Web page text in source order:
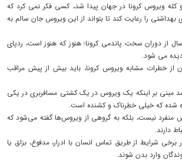
کله ویروس کرونا در جهان پیدا شد، کسی فکر نمی کرد که
را رعایت کند تا بتواند از این ویروس جان سالم به
از دوران سخت پاندمی کرونا؛ هنوز که هنوز است، ردپای
می شود.
از خطرات مشابه ویروس کرونا، باید بیش از پیش مراقب
مبنی بر اینکه یک ویروس در یک کشتی مسافربری در یکی
شده که خیلی خطرناک و کشنده است.
منفرد نیست، بلکه به گروهی از ویروس‌ها گفته می‌شود که
دارند.
شرایط از طریق تماس انسان با ادرار، مدفوع، بزاق یا
وارد بدن شوند.